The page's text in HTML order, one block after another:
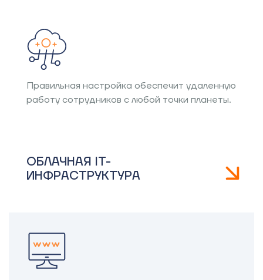
Правильная настройка обеспечит удаленную
работу сотрудников с любой точки планеты.
ОБЛАЧНАЯ IT-
ИНФРАСТРУКТУРА